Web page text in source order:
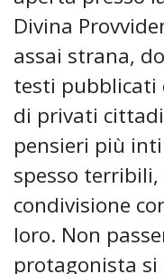
Divina
assai strana,
testi pubblicati
di privati
pensieri più
spesso
condivisione
loro. Non
protagonista si